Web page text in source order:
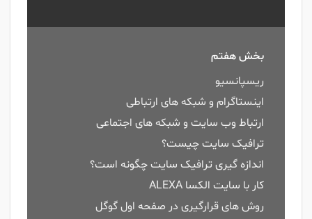
بخش هفتم
ریسپانسیو
اینستاگرام و شبکه های ارتباطی
ارتباط وب سایت و شبکه های اجتماعی
ترافیک سایت چیست؟
اندازه گیری ترافیک سایت چگونه است؟
کار با سایت الکسا ALEXA
روش های قرارگیری در صفحه اول گوگل